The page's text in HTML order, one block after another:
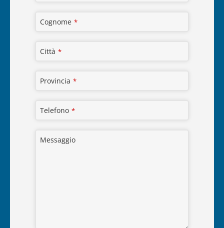
Cognome *
Città *
Provincia *
Telefono *
Messaggio